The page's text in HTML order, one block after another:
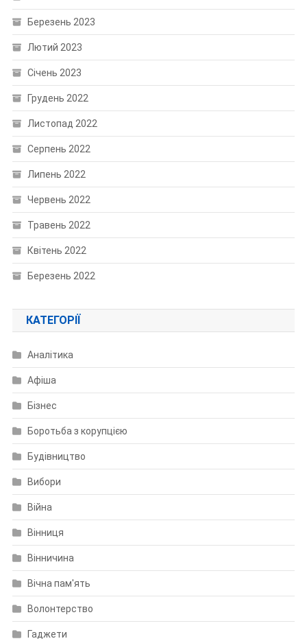
Березень 2023
Лютий 2023
Січень 2023
Грудень 2022
Листопад 2022
Серпень 2022
Липень 2022
Червень 2022
Травень 2022
Квітень 2022
Березень 2022
КАТЕГОРІЇ
Аналітика
Афіша
Бізнес
Боротьба з корупцією
Будівництво
Вибори
Війна
Вінниця
Вінничина
Вічна пам'ять
Волонтерство
Гаджети